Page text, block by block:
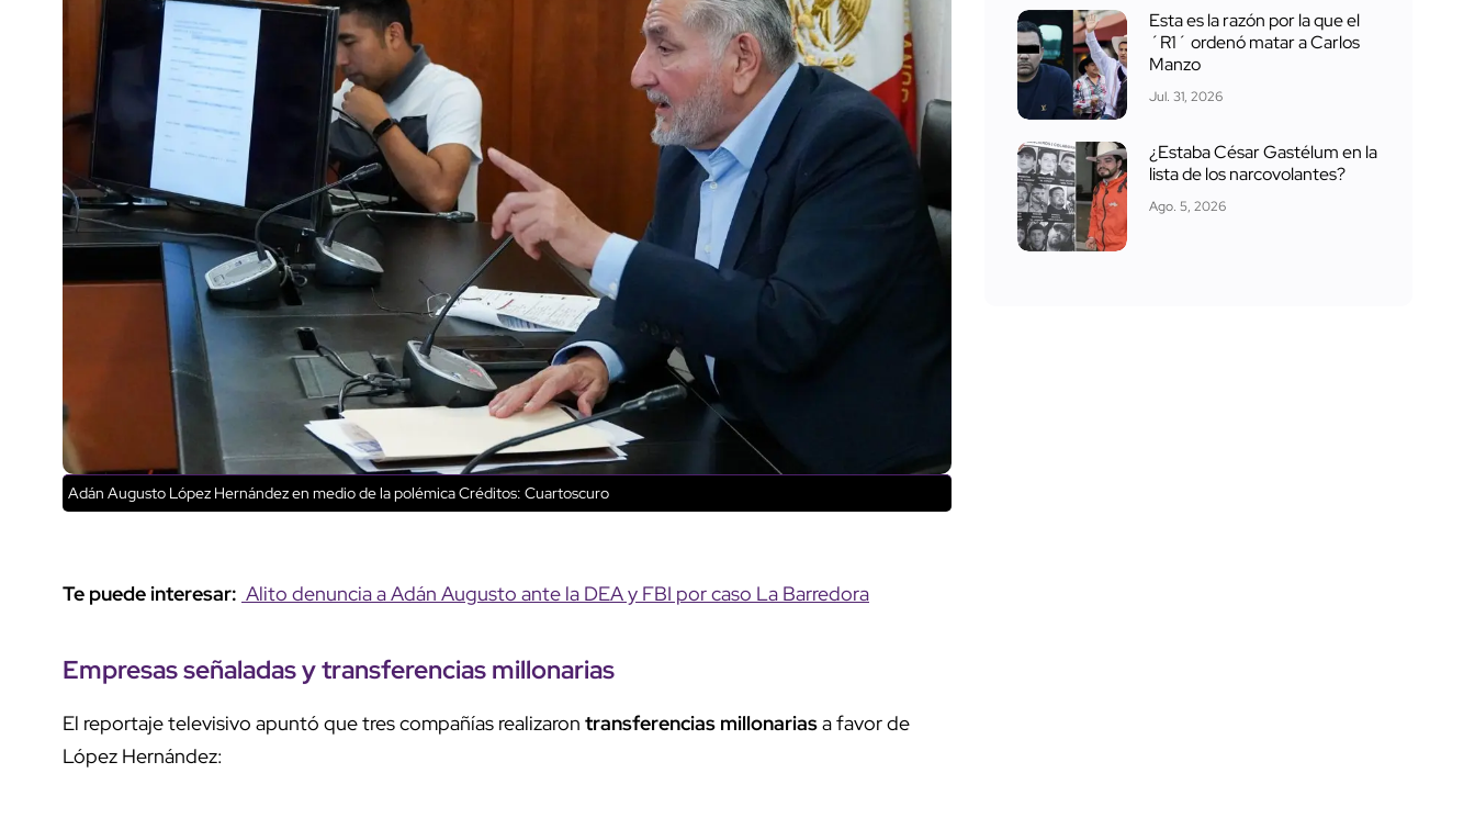
Adán Augusto López Hernández en medio de la polémicaCréditos: Cuartoscuro
Te puede interesar: Alito denuncia a Adán Augusto ante la DEA y FBI por caso La Barredora
Empresas señaladas ytransferencias millonarias
El reportaje televisivo apuntó que tres compañías realizaron transferencias millonariasa favor de
López Hernández:
Esta es la razón por la que el
´R1´ ordenó matar a Carlos
Manzo
Jul. 31, 2026
¿Estaba César Gastélum en la
lista de los narcovolantes?
Ago. 5, 2026